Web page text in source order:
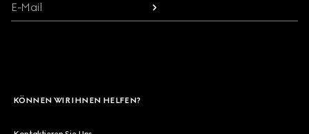
E-Mail
KÖNNEN WIR IHNEN HELFEN?